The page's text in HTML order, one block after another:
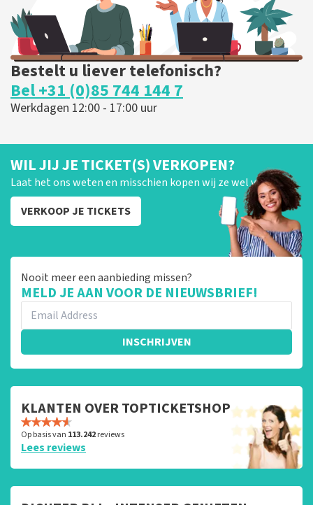
Bestelt u liever telefonisch?
Bel +31 (0)85 744 144 7
Werkdagen 12:00 - 17:00 uur
WIL JIJ JE TICKET(S) VERKOPEN?
Laat het ons weten en misschien kopen wij ze wel van je!
VERKOOP JE TICKETS
Nooit meer een aanbieding missen?
MELD JE AAN VOOR DE NIEUWSBRIEF!
INSCHRIJVEN
KLANTEN OVER TOPTICKETSHOP
Op basis van 113.242reviews
Lees reviews